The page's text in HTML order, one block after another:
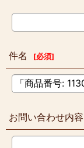
件名 [必須]
お問い合わせ内容